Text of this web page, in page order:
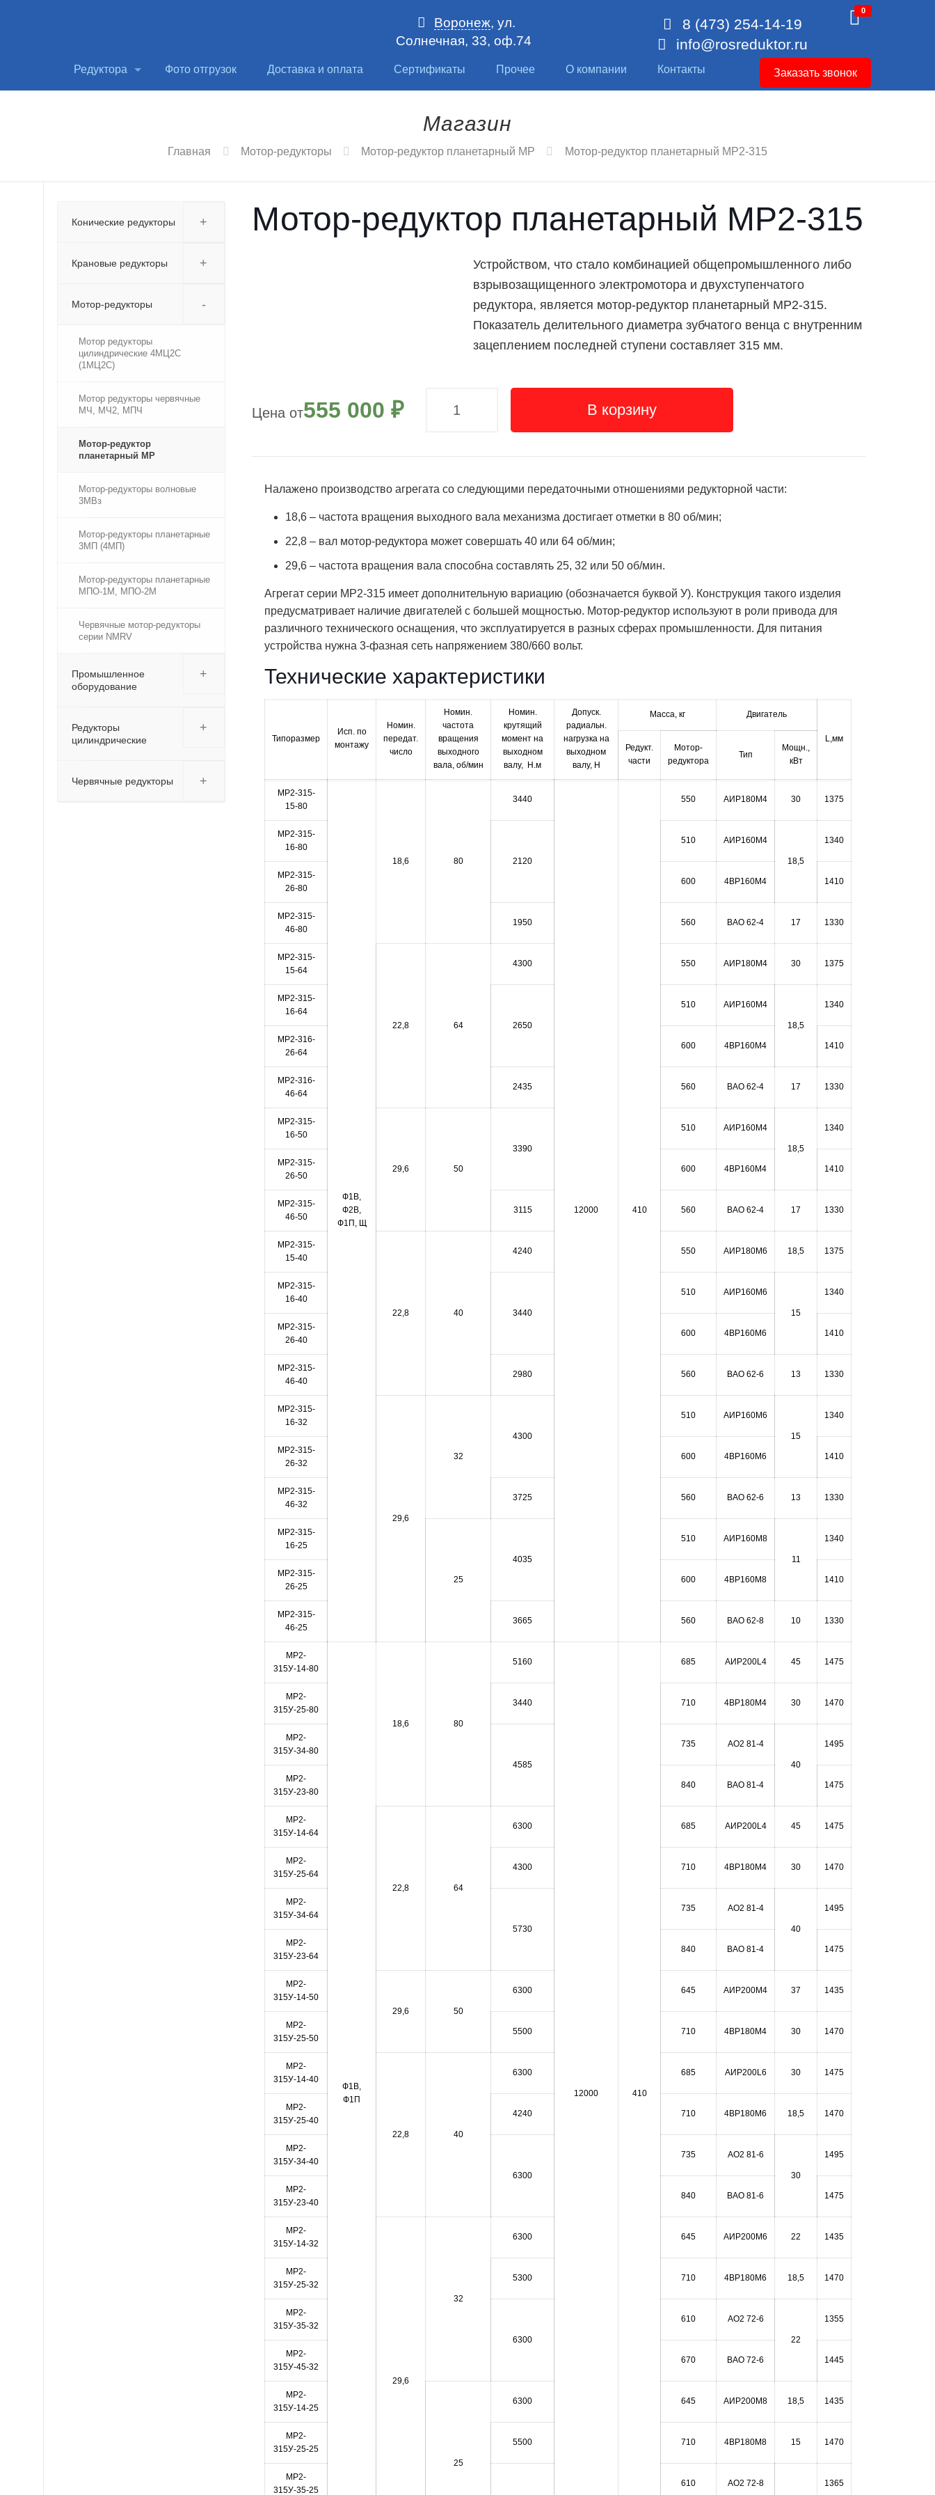
Редуктора Фото отгрузок Доставка и оплата Сертификаты Прочее О компании Контакты
Воронеж, ул.
Солнечная, 33, оф.74
8 (473) 254-14-19
info@rosreduktor.ru
0
Заказать звонок
Магазин
Главная Мотор-редукторы Мотор-редуктор планетарный МР Мотор-редуктор планетарный МР2-315
Мотор-редуктор планетарный МР2-315
Устройством, что стало комбинацией общепромышленного либо
взрывозащищенного электромотора и двухступенчатого
редуктора, является мотор-редуктор планетарный МР2-315.
Показатель делительного диаметра зубчатого венца с внутренним
зацеплением последней ступени составляет 315 мм.
555 000 ₽ В корзину
Налажено производство агрегата со следующими передаточными отношениями редукторной части:
18,6 – частота вращения выходного вала механизма достигает отметки в 80 об/мин;
22,8 – вал мотор-редуктора может совершать 40 или 64 об/мин;
29,6 – частота вращения вала способна составлять 25, 32 или 50 об/мин.
Агрегат серии МР2-315 имеет дополнительную вариацию (обозначается буквой У). Конструкция такого изделия
предусматривает наличие двигателей с большей мощностью. Мотор-редуктор используют в роли привода для
различного технического оснащения, что эксплуатируется в разных сферах промышленности. Для питания
устройства нужна 3-фазная сеть напряжением 380/660 вольт.
Технические характеристики
Типоразмер
Исп. по
монтажу
Номин.
передат.
число
Номин.
частота
вращения
выходного
вала, об/мин
Номин.
крутящий
момент на
выходном
валу, Н.м
Допуск.
радиальн.
нагрузка на
выходном
валу, Н
Масса, кг Двигатель
L,мм
Редукт.
части
Мотор-
редуктора
Тип
Мощн.,
кВт
МР2-315-
15-80
Ф1В,
Ф2В,
Ф1П, Щ
18,6 80
3440
12000 410
550 АИР180М4 30 1375
МР2-315-
16-80
2120
510 АИР160М4
18,5
1340
МР2-315-
26-80
600 4ВР160М4 1410
МР2-315-
46-80
1950 560 ВАО 62-4 17 1330
МР2-315-
15-64
22,8 64
4300 550 АИР180М4 30 1375
МР2-315-
16-64
2650
510 АИР160М4
18,5
1340
МР2-316-
26-64
600 4ВР160М4 1410
МР2-316-
46-64
2435 560 ВАО 62-4 17 1330
МР2-315-
16-50
29,6 50
3390
510 АИР160М4
18,5
1340
МР2-315-
26-50
600 4ВР160М4 1410
МР2-315-
46-50
3115 560 ВАО 62-4 17 1330
МР2-315-
15-40
22,8 40
4240 550 АИР180М6 18,5 1375
МР2-315-
16-40
3440
510 АИР160М6
15
1340
МР2-315-
26-40
600 4ВР160М6 1410
МР2-315-
46-40
2980 560 ВАО 62-6 13 1330
МР2-315-
16-32
29,6
32
4300
510 АИР160М6
15
1340
МР2-315-
26-32
600 4ВР160М6 1410
МР2-315-
46-32
3725 560 ВАО 62-6 13 1330
МР2-315-
16-25
25
4035
510 АИР160М8
11
1340
МР2-315-
26-25
600 4ВР160М8 1410
МР2-315-
46-25
3665 560 ВАО 62-8 10 1330
МР2-
315У-14-80
Ф1В,
Ф1П
18,6 80
5160
12000 410
685 АИР200L4 45 1475
МР2-
315У-25-80
3440 710 4ВР180М4 30 1470
МР2-
315У-34-80
4585
735 АО2 81-4
40
1495
МР2-
315У-23-80
840 ВАО 81-4 1475
МР2-
315У-14-64
22,8 64
6300 685 АИР200L4 45 1475
МР2-
315У-25-64
4300 710 4ВР180М4 30 1470
МР2-
315У-34-64
5730
735 АО2 81-4
40
1495
МР2-
315У-23-64
840 ВАО 81-4 1475
МР2-
315У-14-50
29,6
50
6300 645 АИР200М4 37 1435
МР2-
315У-25-50
5500 710 4ВР180М4 30 1470
МР2-
315У-14-40
22,8 40
6300 685 АИР200L6 30 1475
МР2-
315У-25-40
4240 710 4ВР180М6 18,5 1470
МР2-
315У-34-40
6300
735 АО2 81-6
30
1495
МР2-
315У-23-40
840 ВАО 81-6 1475
МР2-
315У-14-32
29,6
32
6300 645 АИР200М6 22 1435
МР2-
315У-25-32
5300 710 4ВР180М6 18,5 1470
МР2-
315У-35-32
6300
610 АО2 72-6
22
1355
МР2-
315У-45-32
670 ВАО 72-6 1445
МР2-
315У-14-25
25
6300 645 АИР200М8 18,5 1435
МР2-
315У-25-25
5500 710 4ВР180М8 15 1470
МР2-
315У-35-25
610 АО2 72-8 1365
Конические редукторы +
Крановые редукторы +
Мотор-редукторы -
Мотор редукторы
цилиндрические 4МЦ2С
(1МЦ2С)
Мотор редукторы червячные
МЧ, МЧ2, МПЧ
Мотор-редуктор
планетарный МР
Мотор-редукторы волновые
3МВз
Мотор-редукторы планетарные
3МП (4МП)
Мотор-редукторы планетарные
МПО-1М, МПО-2М
Червячные мотор-редукторы
серии NMRV
Промышленное
оборудование
+
Редукторы
цилиндрические
+
Червячные редукторы +